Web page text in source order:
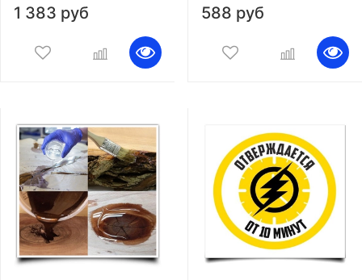
1 383 руб 588 руб